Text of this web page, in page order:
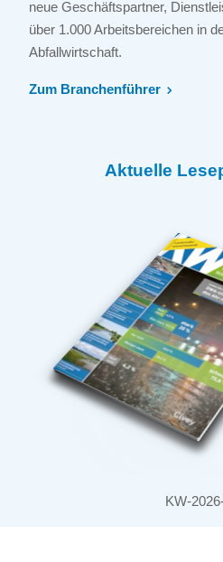
neue Geschäftspartner,
über 1.000 Arbeitsbereichen in
Abfallwirtschaft.
Zum Branchenführer
Aktuelle
KW-